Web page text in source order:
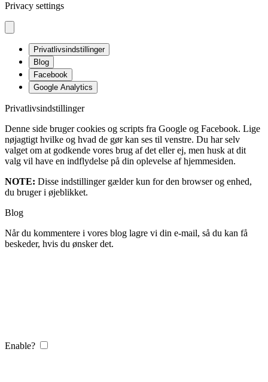
Privacy settings
Privatlivsindstillinger
Blog
Facebook
Google Analytics
Privatlivsindstillinger
Denne side bruger cookies og scripts fra Google og Facebook. Lige
nøjagtigt hvilke og hvad de gør kan ses til venstre. Du har selv
valget om at godkende vores brug af det eller ej, men husk at dit
valg vil have en indflydelse på din oplevelse af hjemmesiden.
NOTE: Disse indstillinger gælder kun for den browser og enhed,
du bruger i øjeblikket.
Blog
Når du kommentere i vores blog lagre vi din e-mail, så du kan få
beskeder, hvis du ønsker det.
Enable?